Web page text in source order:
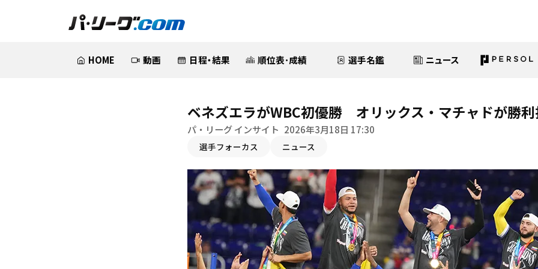
HOME 動画 日程・結果 順位表･成績 選手名鑑 ニュース
ベネズエラがWBC初優勝 オリックス・マチャドが勝
パ・リーグ インサイト 2026年3月18日 17:30
選手フォーカス ニュース